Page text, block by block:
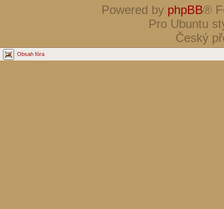
Powered by phpBB®
Pro Ubuntu
Český
Obsah fóra